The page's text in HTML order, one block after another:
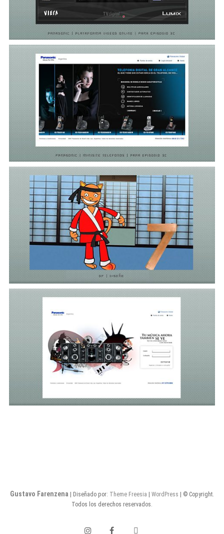
Gustavo Farenzena | Diseñado por: Theme Freesia WordPress | © Copyright.
Todos los derechos reservados.
instagramfacebook